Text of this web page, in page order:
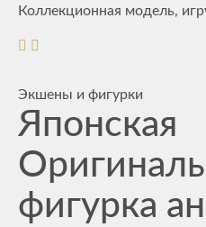
Коллекционная модель,
Экшены и фигурки
Японская
фигурка